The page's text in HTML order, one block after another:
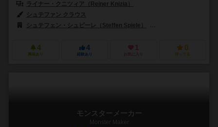
ライナー・クニツィア（Reiner Knizia）
シュテファン クラウス
シュテフェン・シュピーレ（Steffen Spiele）
4
興味あり
4
経験あり
1
お気に入り
0
持ってる
モンスターメーカー
Monster Maker